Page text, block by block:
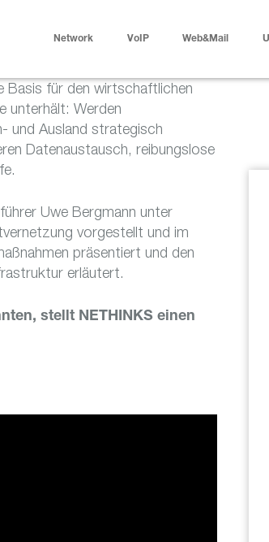
Network VoIP Web&Mail
Basis für den wirtschaftlichen
unterhält: Werden
und Ausland strategisch
Datenaustausch, reibungslose
Uwe Bergmann unter
vorgestellt und im
präsentiert und den
erläutert.
stellt NETHINKS einen